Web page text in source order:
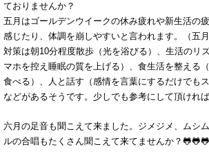
ておりませんか？
五月はゴールデンウイークの休み疲れや新生活の
感じたり、体調を崩しやすいと言われます。（五月
対策は朝10分程度散歩（光を浴びる）、生活のリ
マホを控え睡眠の質を上げる）、食生活を整える
食べる）、人と話す（感情を言葉にするだけでも
などがあるそうです。少しでも参考にして頂ければ
六月の足音も聞こえて来ました。ジメジメ、ムシ
ルの合唱もたくさん聞こえて来てませんか？🐸🐸🐸